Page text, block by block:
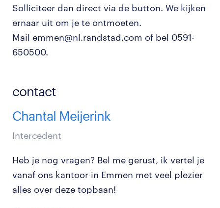
Solliciteer dan direct via de button. We kijken
ernaar uit om je te ontmoeten.
Mail emmen@nl.randstad.com of bel 0591-
650500.
contact
Chantal Meijerink
Intercedent
Heb je nog vragen? Bel me gerust, ik vertel je
vanaf ons kantoor in Emmen met veel plezier
alles over deze topbaan!